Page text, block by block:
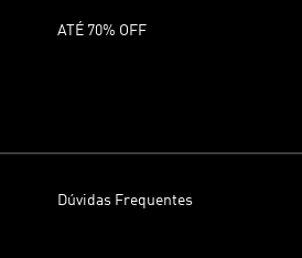
ATÉ 70% OFF
Dúvidas Frequentes